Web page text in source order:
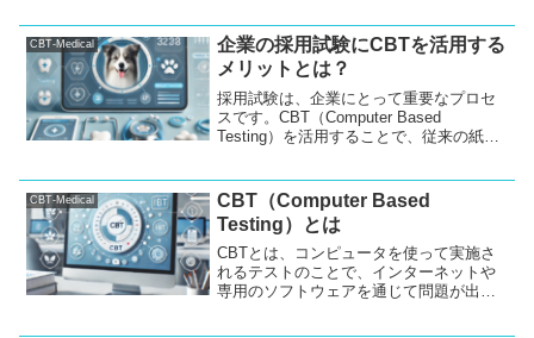
CBT-Medical
企業の採用試験にCBTを活用する
メリットとは？
採用試験は、企業にとって重要なプロセ
スです。CBT（Computer Based
Testing）を活用することで、従来の紙ベ
運用について、WEBやインターネット、
スマホを活用しながら、どのように効率
的な運用ができるかをご紹介します。
CBT-Medical
CBT（Computer Based
Testing）とは
CBTとは、コンピュータを使って実施さ
れるテストのことで、インターネットや
専用のソフトウェアを通じて問題が出題